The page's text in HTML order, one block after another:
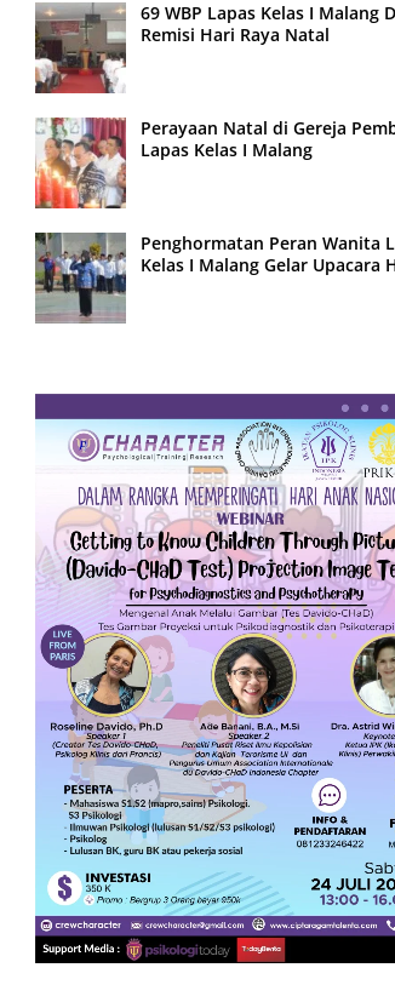
69 WBP Lapas Kelas I Malang
Remisi Hari Raya Natal
Perayaan Natal di Gereja
Lapas Kelas I Malang
Penghormatan Peran Wanita
Kelas I Malang Gelar Upacara